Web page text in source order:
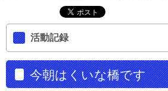
活動記録
今朝はくいな橋です